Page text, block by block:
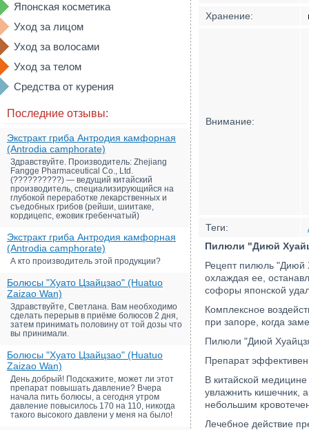
Японская косметика
Уход за лицом
Уход за волосами
Уход за телом
Средства от курения
Последние отзывы:
Экстракт гриба Антродия камфорная
(Antrodia camphorate)
Здравствуйте. Производитель: Zhejiang
Fangge Pharmaceutical Co., Ltd.
(??????????) — ведущий китайский
производитель, специализирующийся на
глубокой переработке лекарственных и
съедобных грибов (рейши, шиитаке,
кордицепс, ежовик гребенчатый)
Экстракт гриба Антродия камфорная
(Antrodia camphorate)
А кто производитель этой продукции?
Болюсы "Хуато Цзайцзао" (Huatuo
Zaizao Wan)
Здравствуйте, Светлана. Вам необходимо
сделать перерыв в приёме болюсов 2 дня,
затем принимать половину от той дозы что
вы принимали.
Болюсы "Хуато Цзайцзао" (Huatuo
Zaizao Wan)
День добрый! Подскажите, может ли этот
препарат повышать давление? Вчера
начала пить болюсы, а сегодня утром
давление повысилось 170 на 110, никогда
такого высокого давлени у меня на было!
Хранение:
Внимание:
Теги:
Пилюли "Диюй
Рецепт пилюль "Диюй
охлаждая ее,
софоры японской
Комплексное
при запоре, когда
Пилюли "Диюй
Препарат эффективен
В китайской
увлажнить кишечник,
небольшим
Лечебное действие